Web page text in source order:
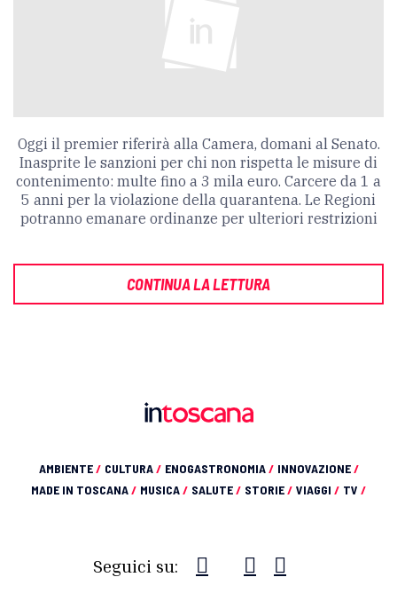
Oggi il premier riferirà alla Camera, domani al Senato.
Inasprite le sanzioni per chi non rispetta le misure di
contenimento: multe fino a 3 mila euro. Carcere da 1 a
5 anni per la violazione della quarantena. Le Regioni
potranno emanare ordinanze per ulteriori restrizioni
CONTINUA LA LETTURA
AMBIENTE/ CULTURA/ ENOGASTRONOMIA/ INNOVAZIONE/
MADE IN TOSCANA/ MUSICA/ SALUTE/ STORIE/ VIAGGI / TV /
Seguici su: